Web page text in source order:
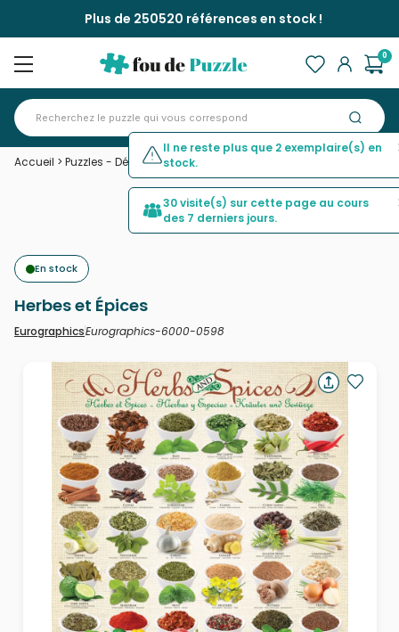
Plus de 250520 références en stock !
0
Accueil > Puzzles - Déco Culinaire>
En stock
Herbes et Épices
EurographicsEurographics-6000-0598
Il ne reste plus que 2 exemplaire(s) en
stock.
30 visite(s) sur cette page au cours
des 7 derniers jours.